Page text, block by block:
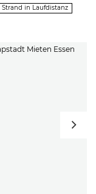
Strand in Laufdistanz